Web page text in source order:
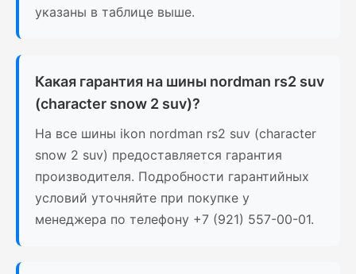
указаны в таблице выше.
Какая гарантия на шины nordman rs2 suv
(character snow 2 suv)?
На все шины ikon nordman rs2 suv (character
snow 2 suv) предоставляется гарантия
производителя. Подробности гарантийных
условий уточняйте при покупке у
менеджера по телефону +7 (921) 557-00-01.